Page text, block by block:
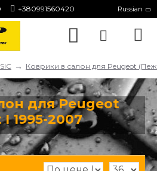
+380991560420 Russian
Коврики в салон для Peugeot
для Peugeot
1995-2007